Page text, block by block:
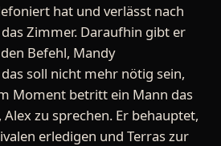
hat und verlässt nach
Zimmer. Daraufhin gibt er
Befehl, Mandy
soll nicht mehr nötig sein,
Moment betritt ein Mann das
zu sprechen. Er behauptet,
erledigen und Terras zur